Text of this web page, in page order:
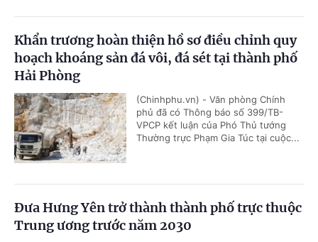
Khẩn trương hoàn thiện hồ sơ điều chỉnh quy
hoạch khoáng sản đá vôi, đá sét tại thành phố
Hải Phòng
(Chinhphu.vn) - Văn phòng Chính
phủ đã có Thông báo số 399/TB-
VPCP kết luận của Phó Thủ tướng
Thường trực Phạm Gia Túc tại cuộc...
Đưa Hưng Yên trở thành thành phố trực thuộc
Trung ương trước năm 2030